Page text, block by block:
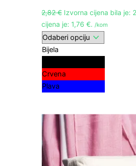
2,82€ Izvorna cijena bila je:
cijena je: 1,76 €. /kom
Bijela
Crvena
Plava